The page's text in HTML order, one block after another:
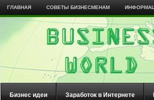
ГЛАВНАЯ СОВЕТЫ БИЗНЕСМЕНАМ
Бизнес идеи Заработок в Интернете